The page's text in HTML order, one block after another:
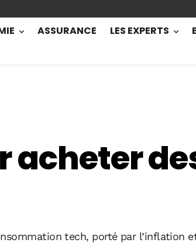
ASSURANCE LES EXPERTS
acheter
tech, porté par l’inflation